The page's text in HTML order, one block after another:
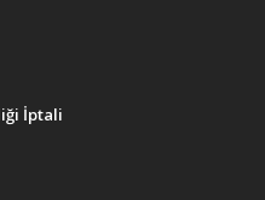
İptali